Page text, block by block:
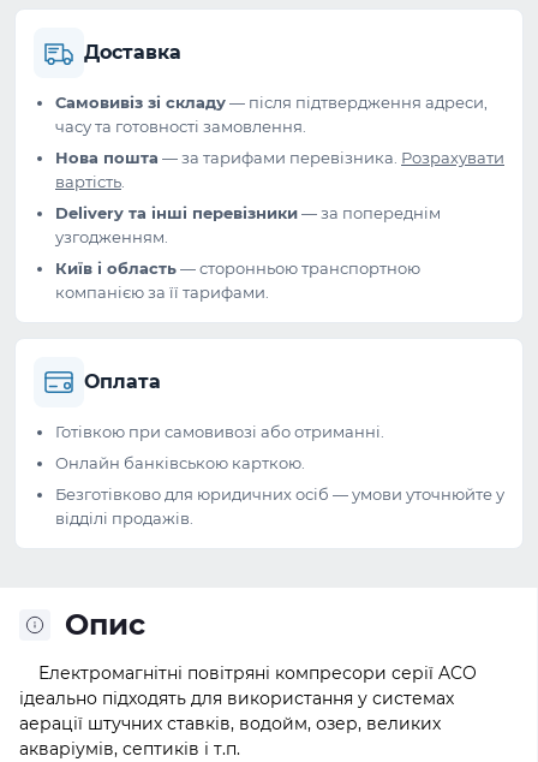
Доставка
Самовивіз зі складу— після підтвердження адреси,
часу та готовності замовлення.
Нова пошта — за тарифами перевізника. Розрахувати
вартість
Delivery та інші перевізники— за попереднім
узгодженням.
Київ і область— сторонньою транспортною
компанією за її тарифами.
Оплата
Готівкою при самовивозі або отриманні.
Онлайн банківською карткою.
Безготівково для юридичних осіб — умови уточнюйте у
відділі продажів.
Опис
Електромагнітні повітряні компресори серії ACO
ідеально підходять для використання у системах
аерації штучних ставків, водойм, озер, великих
акваріумів, септиків і т.п.